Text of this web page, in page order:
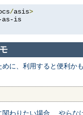
/asis>
に、利用すると便利か
わりたい場合、 やら